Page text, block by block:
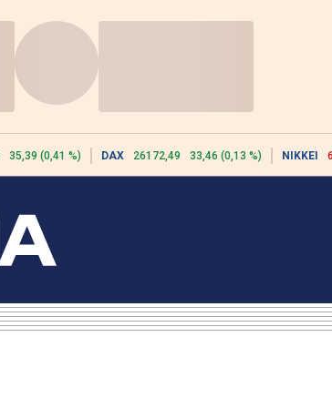
35,39 (0,41 %) DAX 26172,49 33,46 (0,13 %) NIKKEI